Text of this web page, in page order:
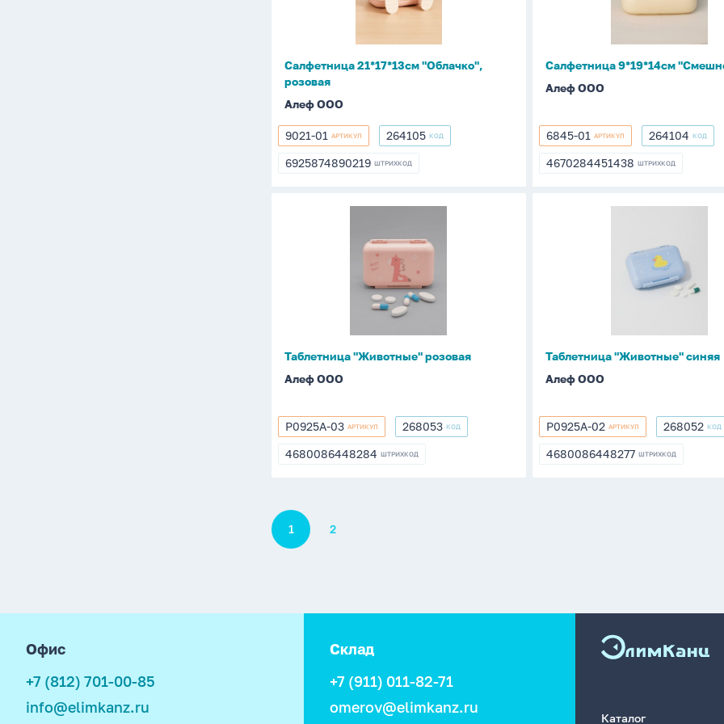
Салфетница 21*17*13см "Облачко",
розовая
Алеф ООО
9021-
01
9021-01 АРТИКУЛ 264105
264105 КОД
6925874890219
6925874890219 ШТРИХКОД
Салфетница 9*19*14см
Алеф ООО
6845-
01
6845-01 АРТИКУЛ 264104
264104 КОД
4670284451438
4670284451438 ШТРИХКОД
Таблетница "Животные" розовая
Алеф ООО
P0925A-
03
P0925A-03 АРТИКУЛ 268053
268053 КОД
4680086448284
4680086448284 ШТРИХКОД
Таблетница "Животные" синяя
Алеф ООО
P0925A-
02
P0925A-02 АРТИКУЛ 268052
268052 КОД
4680086448277
4680086448277 ШТРИХКОД
Пагинация
1 2
Офис
+7 (812) 701-00-85
info@elimkanz.ru
Склад
+7 (911) 011-82-71
omerov@elimkanz.ru
Каталог